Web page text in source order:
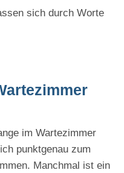
sich durch Worte
im Wartezimmer
punktgenau zum
Manchmal ist ein